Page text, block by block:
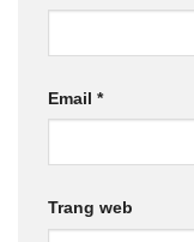
Email *
Trang web